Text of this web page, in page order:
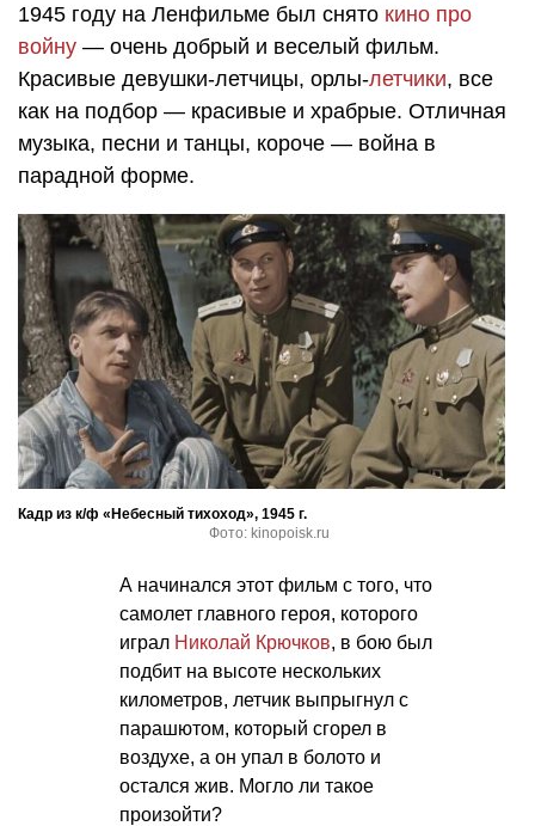
1945 году на Ленфильме был снято кино про
войну — очень добрый и веселый фильм.
Красивые девушки-летчицы, орлы-летчики, все
как на подбор — красивые и храбрые. Отличная
музыка, песни и танцы, короче — война в
парадной форме.
Кадр из к/ф «Небесный тихоход», 1945 г.
Фото: kinopoisk.ru
А начинался этот фильм с того, что
самолет главного героя, которого
играл Николай Крючков, в бою был
подбит на высоте нескольких
километров, летчик выпрыгнул с
парашютом, который сгорел в
воздухе, а он упал в болото и
остался жив. Могло ли такое
произойти?